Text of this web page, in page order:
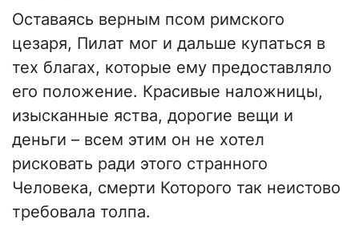
Оставаясь верным псом римского
цезаря, Пилат мог и дальше купаться в
тех благах, которые ему предоставляло
его положение. Красивые наложницы,
изысканные яства, дорогие вещи и
деньги – всем этим он не хотел
рисковать ради этого странного
Человека, смерти Которого так неистово
требовала толпа.